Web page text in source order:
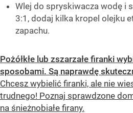
Wlej do spryskiwacza wodę i
3:1, dodaj kilka kropel olejku
zapachu.
Pożółkłe lub zszarzałe firanki
sposobami. Są naprawdę
Chcesz wybielić firanki, ale nie
trudnego! Poznaj sprawdzone
na śnieżnobiałe firany.